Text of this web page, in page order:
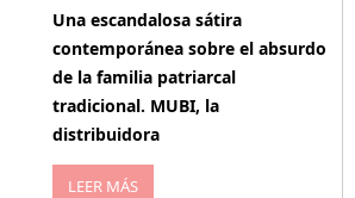
enero 20, 2026
Una escandalosa sátira
contemporánea sobre el absurdo
de la familia patriarcal
tradicional. MUBI, la
distribuidora
LEER MÁS